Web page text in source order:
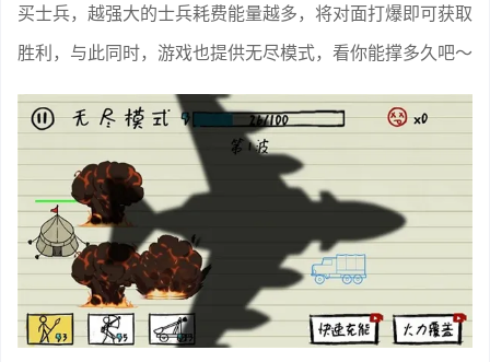
买士兵，越强大的士兵耗费能量越多，将对面打爆即可获取
胜利，与此同时，游戏也提供无尽模式，看你能撑多久吧～